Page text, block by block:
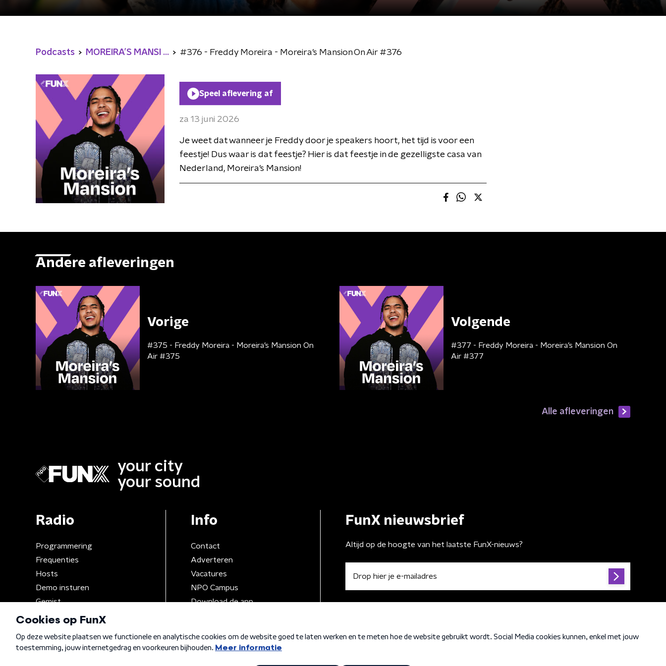
Podcasts MOREIRA’S MANSI ... #376 - Freddy Moreira - Moreira’s Mansion On Air #376
Speel aflevering af
za 13 juni 2026
Je weet dat wanneer je Freddy door je speakers hoort, het tijd is voor een
feestje! Dus waar is dat feestje? Hier is dat feestje in de gezelligste casa van
Nederland, Moreira’s Mansion!
Andere afleveringen
Vorige
#375 - Freddy Moreira - Moreira’s Mansion On
Air #375
Volgende
#377 - Freddy Moreira - Moreira’s Mansion On
Air #377
Alle afleveringen
your city
your sound
Radio
Programmering
Frequenties
Hosts
Demo insturen
Gemist
Info
Contact
Adverteren
Vacatures
NPO Campus
Download de app
FunX nieuwsbrief
Altijd op de hoogte van het laatste FunX-nieuws?
Algemene voorwaarden Privacybeleid